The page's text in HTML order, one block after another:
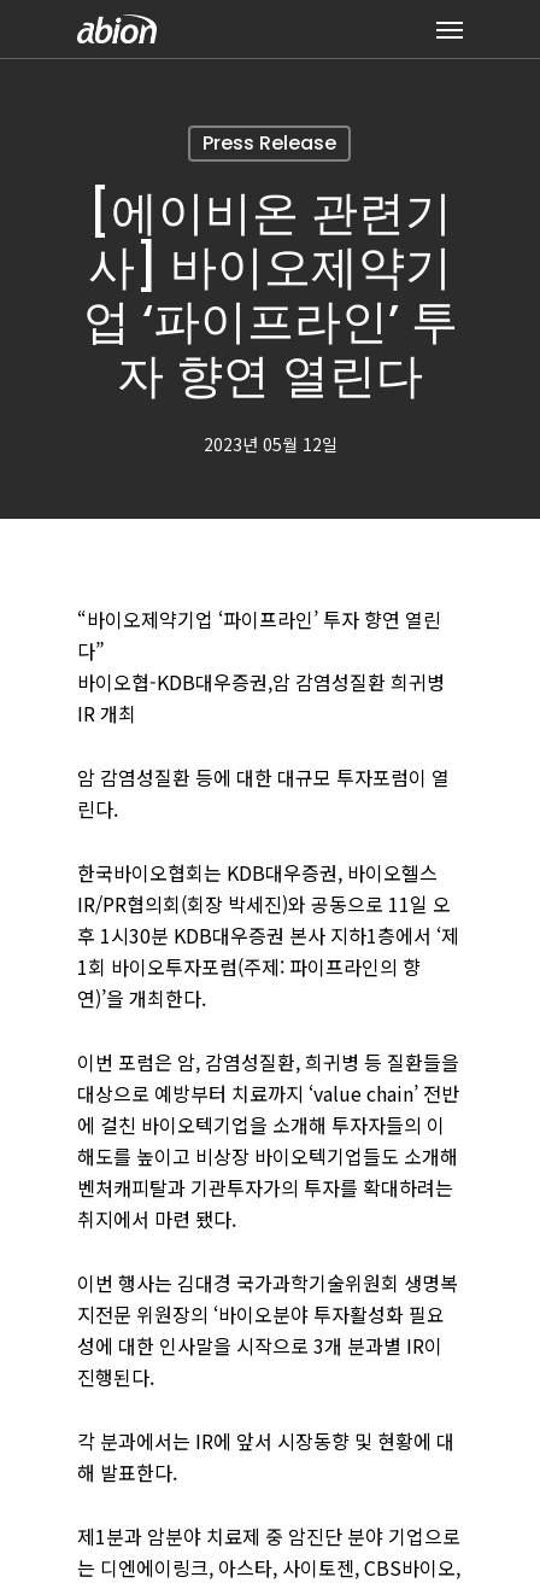
Menu
Press Release
[에이비온 관련기
사] 바이오제약기
업 ‘파이프라인’ 투
자 향연 열린다
2023년 05월 12일
“바이오제약기업 ‘파이프라인’ 투자 향연 열린
다”
바이오협-KDB대우증권,암 감염성질환 희귀병
IR 개최
암 감염성질환 등에 대한 대규모 투자포럼이 열
린다.
한국바이오협회는 KDB대우증권, 바이오헬스
IR/PR협의회(회장 박세진)와 공동으로 11일 오
후 1시30분 KDB대우증권 본사 지하1층에서 ‘제
1회 바이오투자포럼(주제: 파이프라인의 향
연)’을 개최한다.
이번 포럼은 암, 감염성질환, 희귀병 등 질환들을
대상으로 예방부터 치료까지 ‘value chain’ 전반
에 걸친 바이오텍기업을 소개해 투자자들의 이
해도를 높이고 비상장 바이오텍기업들도 소개해
벤처캐피탈과 기관투자가의 투자를 확대하려는
취지에서 마련 됐다.
이번 행사는 김대경 국가과학기술위원회 생명복
지전문 위원장의 ‘바이오분야 투자활성화 필요
성에 대한 인사말을 시작으로 3개 분과별 IR이
진행된다.
각 분과에서는 IR에 앞서 시장동향 및 현황에 대
해 발표한다.
제1분과 암분야 치료제 중 암진단 분야 기업으로
는 디엔에이링크, 아스타, 사이토젠, CBS바이오,